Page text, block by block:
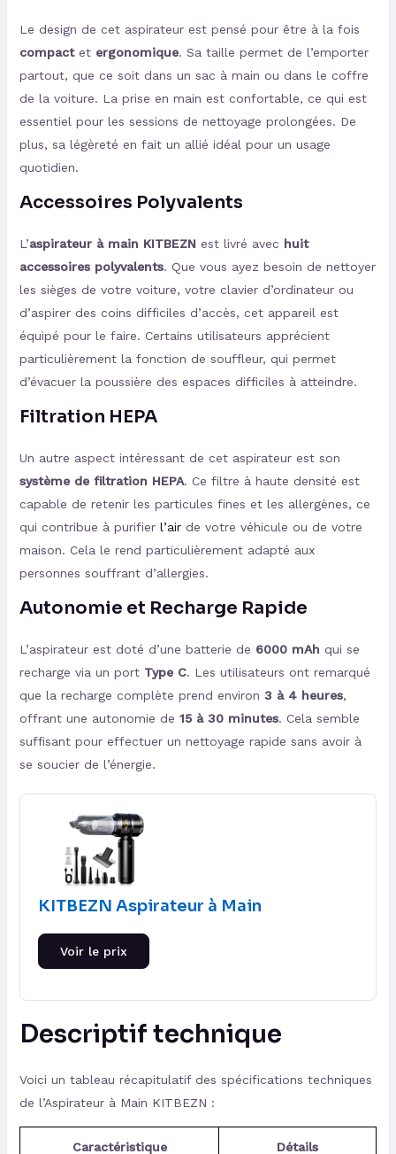
Le design de cet aspirateur est pensé pour être à la fois
compactet ergonomique. Sa taille permet de l’emporter
partout, que ce soit dans un sac à main ou dans le coffre
de la voiture. La prise en main est confortable, ce qui est
essentiel pour les sessions de nettoyage prolongées. De
plus, sa légèreté en fait un allié idéal pour un usage
quotidien.
Accessoires Polyvalents
L’aspirateur à main KITBEZN est livré avec huit
accessoires polyvalents. Que vous ayez besoin de nettoyer
les sièges de votre voiture, votre clavier d’ordinateur ou
d’aspirer des coins difficiles d’accès, cet appareil est
équipé pour le faire. Certains utilisateurs apprécient
particulièrement la fonction de souffleur, qui permet
d’évacuer la poussière des espaces difficiles à atteindre.
Filtration HEPA
Un autre aspect intéressant de cet aspirateur est son
système de filtration HEPA. Ce filtre à haute densité est
capable de retenir les particules fines et les allergènes, ce
qui contribue à purifier l’airde votre véhicule ou de votre
maison. Cela le rend particulièrement adapté aux
personnes souffrant d’allergies.
Autonomie et Recharge Rapide
L’aspirateur est doté d’une batterie de 6000 mAh qui se
recharge via un port Type C. Les utilisateurs ont remarqué
que la recharge complète prend environ 3 à 4 heures,
offrant une autonomie de 15 à 30 minutes. Cela semble
suffisant pour effectuer un nettoyage rapide sans avoir à
se soucier de l’énergie.
KITBEZN Aspirateur à Main
Voir le prix
Descriptif technique
Voici un tableau récapitulatif des spécifications techniques
de l’Aspirateur à Main KITBEZN :
Caractéristique Détails